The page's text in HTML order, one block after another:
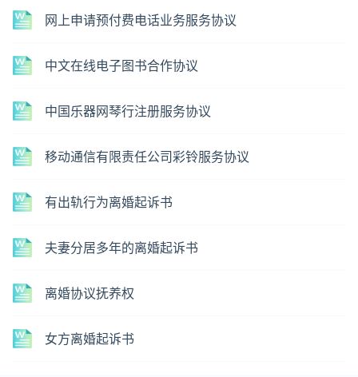
网上申请预付费电话业务服务协议
中文在线电子图书合作协议
中国乐器网琴行注册服务协议
移动通信有限责任公司彩铃服务协议
有出轨行为离婚起诉书
夫妻分居多年的离婚起诉书
离婚协议抚养权
女方离婚起诉书